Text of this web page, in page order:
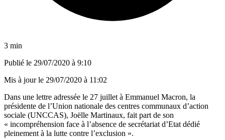
3 min
Publié le 29/07/2020 à 9:10
Mis à jour le 29/07/2020 à 11:02
Dans une lettre adressée le 27 juillet à Emmanuel Macron, la
présidente de l’Union nationale des centres communaux d’action
sociale (UNCCAS), Joëlle Martinaux, fait part de son
« incompréhension face à l’absence de secrétariat d’Etat dédié
pleinement à la lutte contre l’exclusion ».